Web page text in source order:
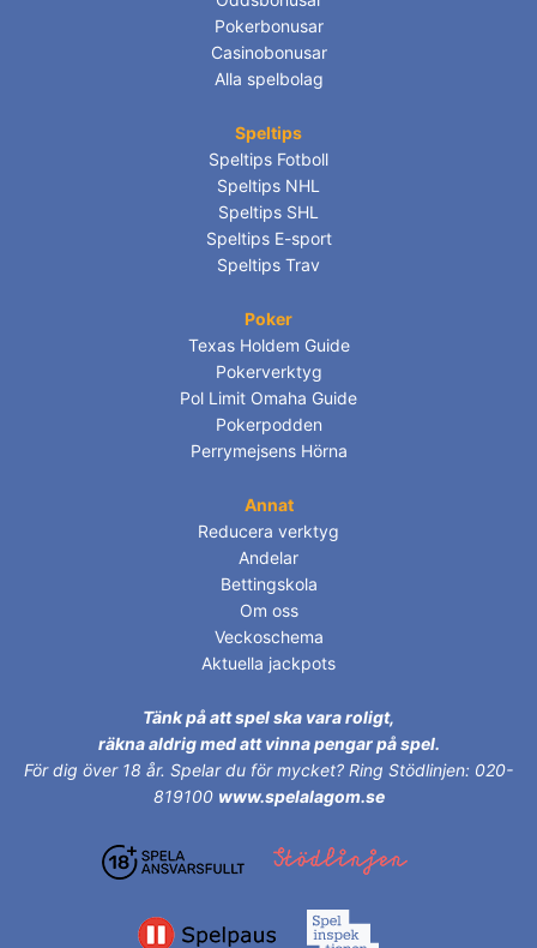
Pokerbonusar
Casinobonusar
Alla spelbolag
Speltips
Speltips Fotboll
Speltips NHL
Speltips SHL
Speltips E-sport
Speltips Trav
Poker
Texas Holdem Guide
Pokerverktyg
Pol Limit Omaha Guide
Pokerpodden
Perrymejsens Hörna
Annat
Reducera verktyg
Andelar
Bettingskola
Om oss
Veckoschema
Aktuella jackpots
Tänk på att spel ska vara roligt,
räkna aldrig med att vinna pengar på spel.
För dig över 18 år. Spelar du för mycket? Ring Stödlinjen: 020-
819100 www.spelalagom.se